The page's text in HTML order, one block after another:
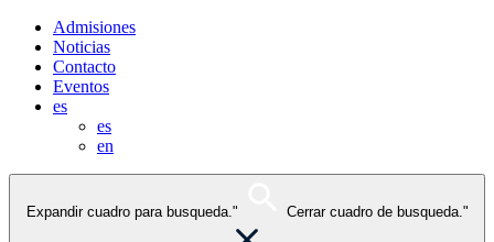
Admisiones
Noticias
Contacto
Eventos
es
es
en
Expandir cuadro para busqueda." Cerrar cuadro de busqueda."